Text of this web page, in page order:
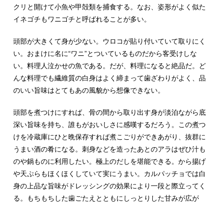
クリと開けて小魚や甲殻類を捕食する。なお、姿形がよく似た
イネゴチもワニゴチと呼ばれることが多い。
頭部が大きくて身が少ない。ウロコが貼り付いていて取りにく
い。おまけに名に“ワニ”とついているものだから客受けしな
い。料理人泣かせの魚である。だが、料理になると絶品だ。ど
んな料理でも繊維質の白身はよく締まって歯ざわりがよく、品
のいい旨味はとてもあの風貌から想像できない。
頭部を煮つけにすれば、骨の間から取り出す身が淡泊ながら底
深い旨味を持ち、誰もがおいしさに感嘆するだろう。この煮つ
けを冷蔵庫にひと晩保存すれば煮こごりができあがり、抜群に
うまい酒の肴になる。刺身などを造ったあとのアラはぜひ汁も
のや鍋ものに利用したい。極上のだしを堪能できる。から揚げ
や天ぷらもほくほくしていて実にうまい。カルパッチョでは白
身の上品な旨味がドレッシングの効果により一段と際立ってく
る。もちもちした歯ごたえとともにしっとりした甘みが広が